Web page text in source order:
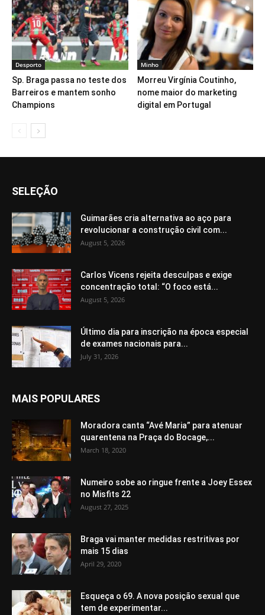
Desporto
Sp. Braga passa no teste dos
Barreiros e mantem sonho
Champions
Minho
Morreu Virgínia Coutinho,
nome maior do marketing
digital em Portugal
SELEÇÃO
Guimarães cria alternativa ao aço para
revolucionar a construção civil com...
August 5, 2026
Carlos Vicens rejeita desculpas e exige
concentração total: “O foco está...
August 5, 2026
Último dia para inscrição na época especial
de exames nacionais para...
July 31, 2026
MAIS POPULARES
Moradora canta “Avé Maria” para atenuar
quarentena na Praça do Bocage,...
March 18, 2020
Numeiro sobe ao ringue frente a Joey Essex
no Misfits 22
August 27, 2025
Braga vai manter medidas restritivas por
mais 15 dias
April 29, 2020
Esqueça o 69. A nova posição sexual que
tem de experimentar...